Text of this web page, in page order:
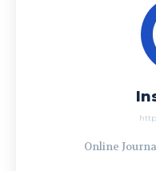
Online